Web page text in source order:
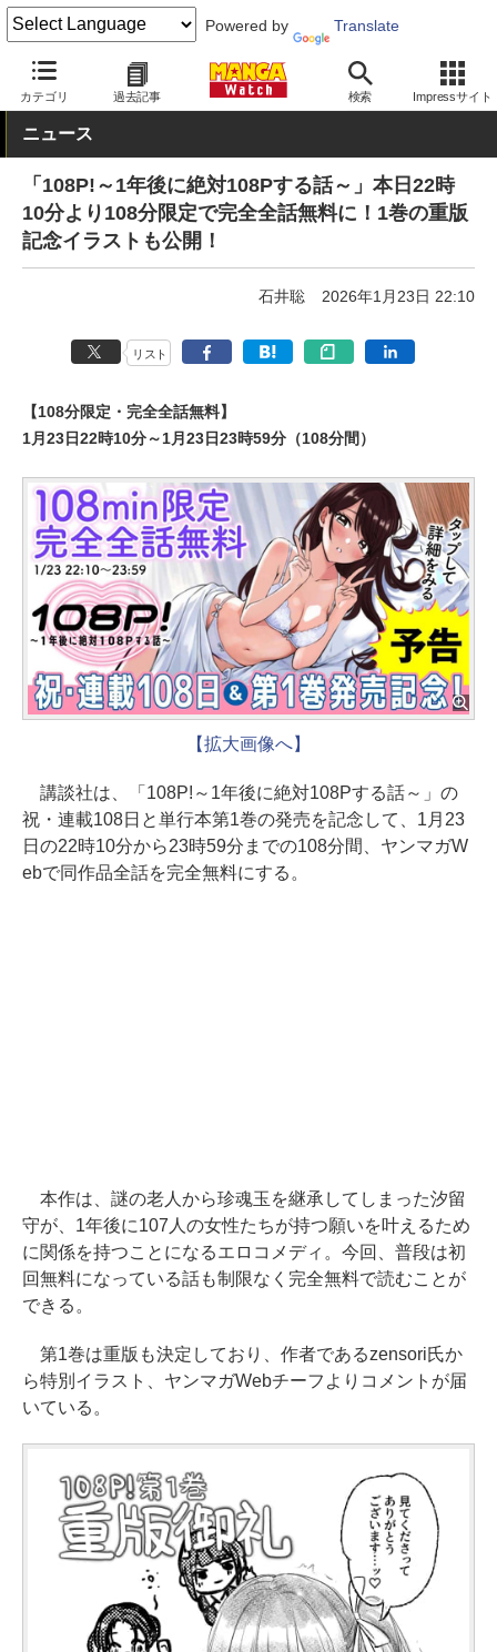
Powered by Translate
カテゴリ 過去記事 検索 Impressサイト
MANGA Watch Web/アプリ ヤンマガWeb
ニュース
「108P!～1年後に絶対108Pする話～」本日22時
10分より108分限定で完全全話無料に！1巻の重版
記念イラストも公開！
石井聡 2026年1月23日 22:10
リスト
【108分限定・完全全話無料】
1月23日22時10分～1月23日23時59分（108分間）
【拡大画像へ】
講談社は、「108P!～1年後に絶対108Pする話～」の
祝・連載108日と単行本第1巻の発売を記念して、1月23
日の22時10分から23時59分までの108分間、ヤンマガW
ebで同作品全話を完全無料にする。
本作は、謎の老人から珍魂玉を継承してしまった汐留
守が、1年後に107人の女性たちが持つ願いを叶えるため
に関係を持つことになるエロコメディ。今回、普段は初
回無料になっている話も制限なく完全無料で読むことが
できる。
第1巻は重版も決定しており、作者であるzensori氏か
ら特別イラスト、ヤンマガWebチーフよりコメントが届
いている。